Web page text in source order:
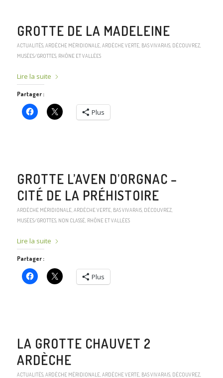
GROTTE DE LA MADELEINE
ACTUALITÉS, ARDÈCHE MÉRIDIONALE, ARDÈCHE VERTE, BAS VIVARAIS, DÉCOUVREZ,
MUSÉES/GROTTES, RHÔNE ET VALLÉES
Lire la suite
Partager :
Plus
GROTTE L’AVEN D’ORGNAC –
CITÉ DE LA PRÉHISTOIRE
ARDÈCHE MÉRIDIONALE, ARDÈCHE VERTE, BAS VIVARAIS, DÉCOUVREZ,
MUSÉES/GROTTES, NON CLASSÉ, RHÔNE ET VALLÉES
Lire la suite
Partager :
Plus
LA GROTTE CHAUVET 2
ARDÈCHE
ACTUALITÉS, ARDÈCHE MÉRIDIONALE, ARDÈCHE VERTE, BAS VIVARAIS, DÉCOUVREZ,